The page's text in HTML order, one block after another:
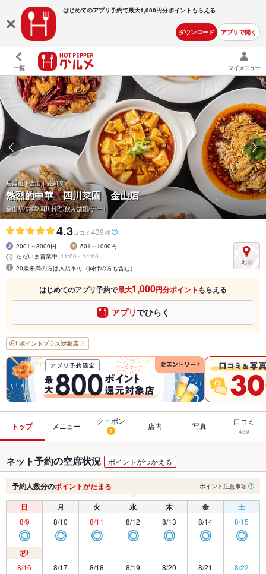
はじめてのアプリ予約で最大1,000円分ポイントもらえる
ダウンロード アプリで開く
一覧 マイメニュー
居酒屋 | 金山 | 愛知県
熱烈的中華 四川菜園 金山店
金山駅/中華/四川料理/飲み放題/デート
4.3口コミ 439件
2001～3000円
501～1000円
ただいま営業中 11:00～14:00
20歳未満の方は入店不可（同伴の方も含む）
はじめてのアプリ予約で最大1,000円分ポイント もらえる
アプリでひらく
ポイントプラス対象店
トップ メニュー
クーポン
2 店内 写真 口コミ
439
ネット予約の空席状況 ポイントがつかえる
予約人数分のポイントがたまる ポイント注意事項
日 月 火 水 木 金 土
8/9
◎
8/10
◎
8/11
◎
8/12
◎
8/13
◎
8/14
◎
8/15
◎
8/16 8/17 8/18 8/19 8/20 8/21 8/22